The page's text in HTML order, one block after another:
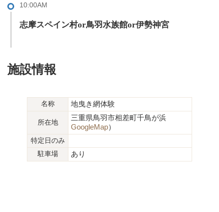
10:00AM
志摩スペイン村or鳥羽水族館or伊勢神宮
施設情報
名称 地曳き網体験
所在地
三重県鳥羽市相差町千鳥が浜
GoogleMap）
特定日のみ
駐車場
あり